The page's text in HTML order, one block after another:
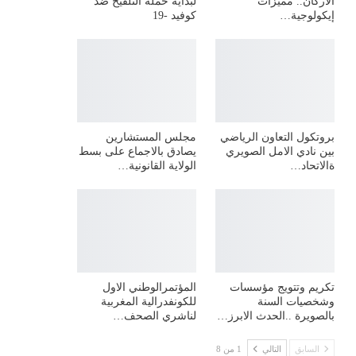
إيكولوجية…
كوفيد -19
بروتكول التعاون الرياضي
بين نادي الامل الصويري
ةالاتحاد…
مجلس المستشارين
يصادق بالاجماع على بسط
الولاية القانونية…
تكريم وتتويج مؤسسات
وشخصيات السنة
بالصويرة ..الحدث الابرز…
المؤتمرالوطني الاول
للكونفدرالية المغربية
لناشري الصحف…
السابق التالي 1 من 8